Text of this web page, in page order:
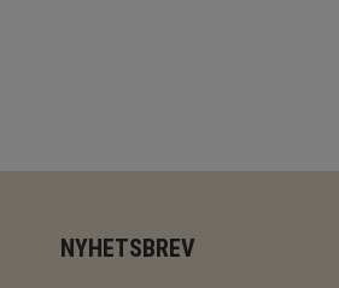
NYHETSBREV